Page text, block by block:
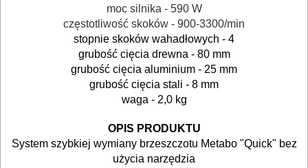
POMIAROWE
NARZĘDZIA
BUDOWLANE
GLAZURNICZE
AKCESORIA
moc silnika - 590 W
częstotliwość skoków - 900-3300/min
stopnie skoków wahadłowych - 4
grubość cięcia drewna - 80 mm
grubość cięcia aluminium - 25 mm
grubość cięcia stali - 8 mm
waga - 2,0 kg
OPIS PRODUKTU
System szybkiej wymiany brzeszczotu Metabo "Quick" bez
użycia narzędzia